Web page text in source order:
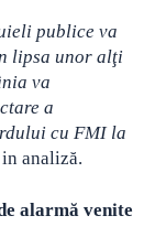
publice va
lipsa unor alţi
va
a
cu FMI la
analiză.
alarmă venite